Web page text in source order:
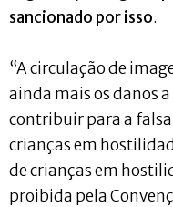
sancionado por isso.
“A circulação de
ainda mais os danos a
contribuir para a falsa
crianças em
de crianças em
proibida pela